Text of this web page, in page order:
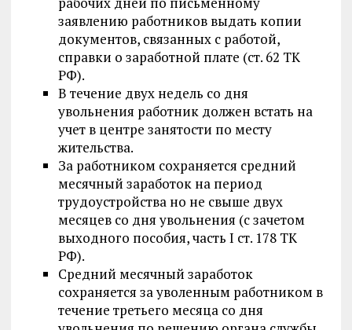
заявлению работников выдать копии
документов, связанных с работой,
справки о заработной плате (ст. 62 ТК
РФ).
В течение двух недель со дня
увольнения работник должен встать на
учет в центре занятости по месту
жительства.
За работником сохраняется средний
месячный заработок на период
трудоустройства но не свыше двух
месяцев со дня увольнения (с зачетом
выходного пособия, часть I ст. 178 ТК
РФ).
Средний месячный заработок
сохраняется за уволенным работником в
течение третьего месяца со дня